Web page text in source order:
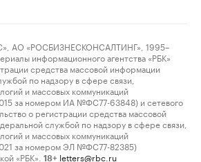
АО «РОСБИЗНЕСКОНСАЛТИНГ», 1995–
информационного агентства «РБК»
средства массовой информации
по надзору в сфере связи,
и массовых коммуникаций
за номером ИА №ФС77-63848) и сетевого
о регистрации средства массовой
службой по надзору в сфере связи,
и массовых коммуникаций
за номером ЭЛ №ФС77-82385)
«РБК».
18+ letters@rbc.ru